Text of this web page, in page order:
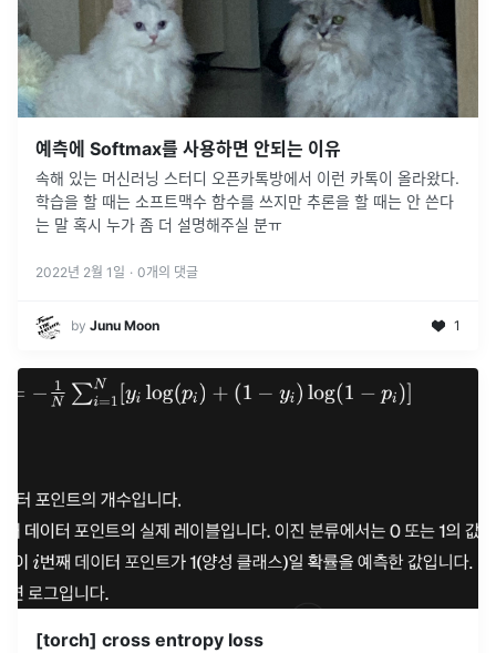
예측에 Softmax를 사용하면 안되는 이유
속해 있는 머신러닝 스터디 오픈카톡방에서 이런 카톡이 올라왔다.
학습을 할 때는 소프트맥수 함수를 쓰지만 추론을 할 때는 안 쓴다
는 말 혹시 누가 좀 더 설명해주실 분ㅠ
2022년 2월 1일 · 0개의 댓글
by Junu Moon 1
[torch] cross entropy loss